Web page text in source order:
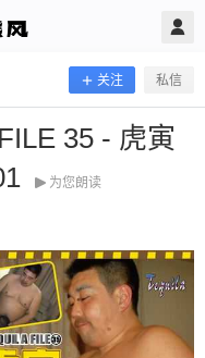
关注 私信
35 - 虎寅
为您朗读
2021/3/22